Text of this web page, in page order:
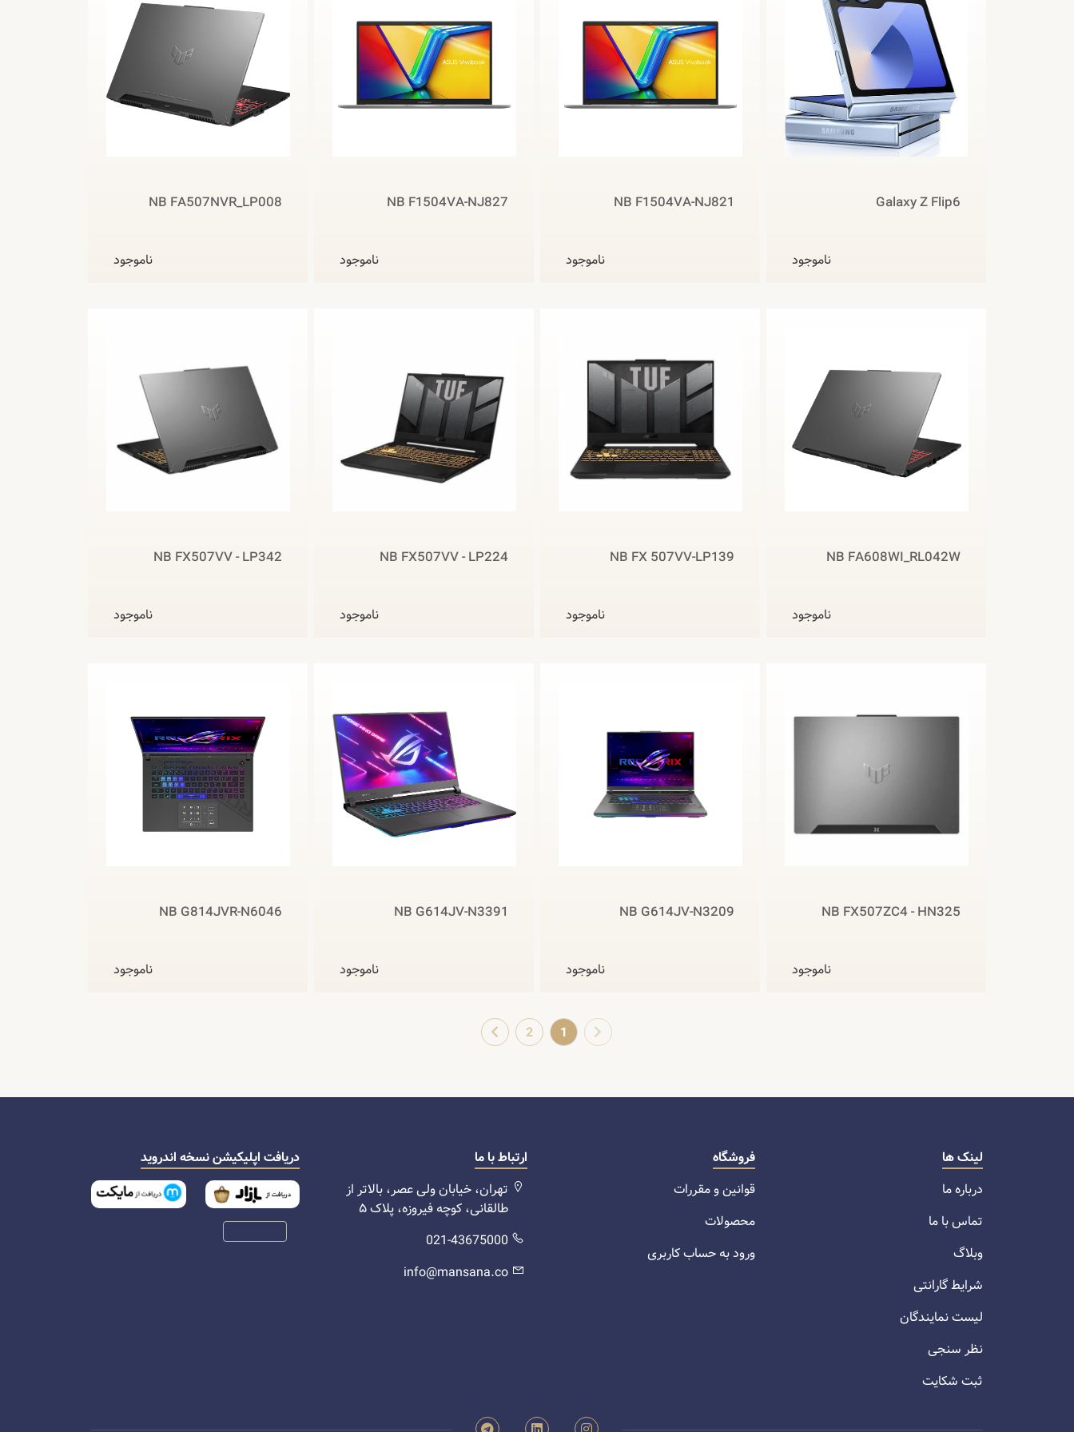
Galaxy Z Flip6
ناموجود
NB F1504VA-NJ821
ناموجود
NB F1504VA-NJ827
ناموجود
NB FA507NVR_LP008
ناموجود
NB FA608WI_RL042W
ناموجود
NB FX 507VV-LP139
ناموجود
NB FX507VV - LP224
ناموجود
NB FX507VV - LP342
ناموجود
NB FX507ZC4 - HN325
ناموجود
NB G614JV-N3209
ناموجود
NB G614JV-N3391
ناموجود
NB G814JVR-N6046
ناموجود
1
2
لینک ها
درباره ما
تماس با ما
وبلاگ
شرایط گارانتی
لیست نمایندگان
نظر سنجی
ثبت شکایت
فروشگاه
قوانین و مقررات
محصولات
ورود به حساب کاربری
ارتباط با ما
تهران، خیابان ولی عصر، بالاتر از
طالقانی، کوچه فیروزه، پلاک ۵
021-43675000
info@mansana.co
دریافت اپلیکیشن نسخه اندروید